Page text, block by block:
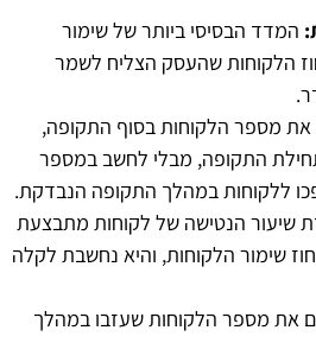
המדד הבסיסי ביותר של שימור
הלקוחות שהעסק הצליח לשמר
את מספר הלקוחות בסוף התקופה,
התקופה, מבלי לחשב במספר
ללקוחות במהלך התקופה הנבדקת.
שיעור הנטישה של לקוחות מתבצעת
שימור הלקוחות, והיא נחשבת לקלה
את מספר הלקוחות שעזבו במהלך